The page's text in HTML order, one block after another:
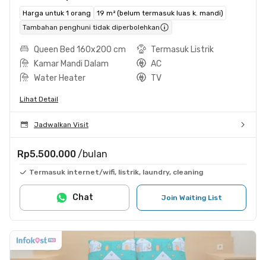
Harga untuk 1 orang
19 m² (belum termasuk luas k. mandi)
Tambahan penghuni tidak diperbolehkan
Queen Bed 160x200 cm
Termasuk Listrik
Kamar Mandi Dalam
AC
Water Heater
TV
Lihat Detail
Jadwalkan Visit
Rp5.500.000 /bulan
Termasuk internet/wifi, listrik, laundry, cleaning
Join Waiting List
Chat